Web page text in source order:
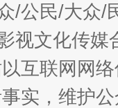
/公民/大众/
视文化传
互联网网
实，维护